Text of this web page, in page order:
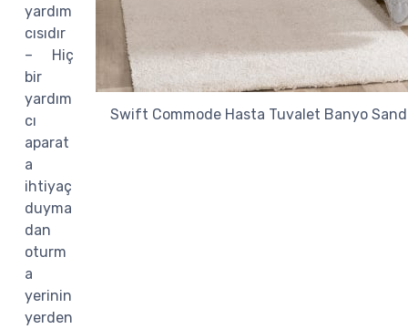
yardım
cısıdır
– Hiç
bir
yardım
cı
aparat
a
ihtiyaç
duyma
dan
oturm
a
yerinin
yerden
Swift Commode Hasta Tuvalet Banyo